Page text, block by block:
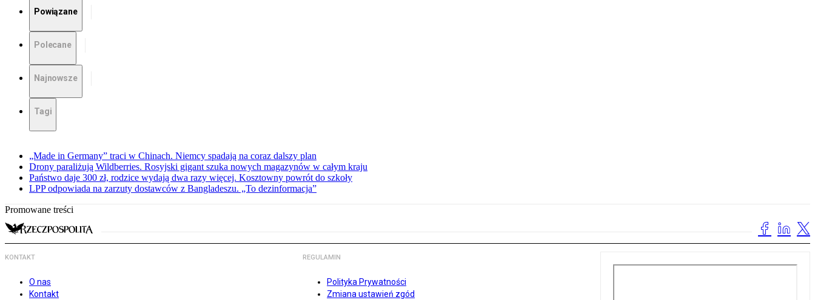
Powiązane
Polecane
Najnowsze
Tagi
„Made in Germany” traci w Chinach. Niemcy spadają na coraz dalszy plan
Drony paraliżują Wildberries. Rosyjski gigant szuka nowych magazynów w całym kraju
Państwo daje 300 zł, rodzice wydają dwa razy więcej. Kosztowny powrót do szkoły
LPP odpowiada na zarzuty dostawców z Bangladeszu. „To dezinformacja”
Promowane treści
KONTAKT
O nas
Kontakt
REGULAMIN
Polityka Prywatności
Zmiana ustawień zgód